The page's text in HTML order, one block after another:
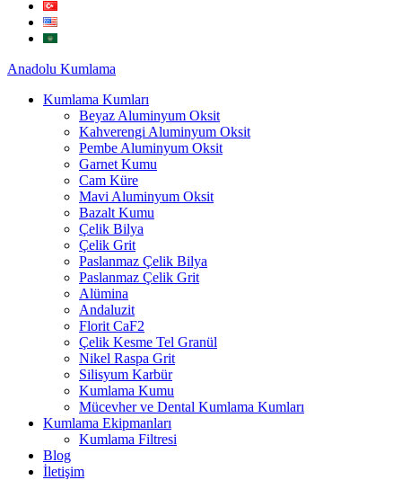
Anadolu Kumlama
Kumlama Kumları
Beyaz Aluminyum Oksit
Kahverengi Aluminyum Oksit
Pembe Aluminyum Oksit
Garnet Kumu
Cam Küre
Mavi Aluminyum Oksit
Bazalt Kumu
Çelik Bilya
Çelik Grit
Paslanmaz Çelik Bilya
Paslanmaz Çelik Grit
Alümina
Andaluzit
Florit CaF2
Çelik Kesme Tel Granül
Nikel Raspa Grit
Silisyum Karbür
Kumlama Kumu
Mücevher ve Dental Kumlama Kumları
Kumlama Ekipmanları
Kumlama Filtresi
Blog
İletişim